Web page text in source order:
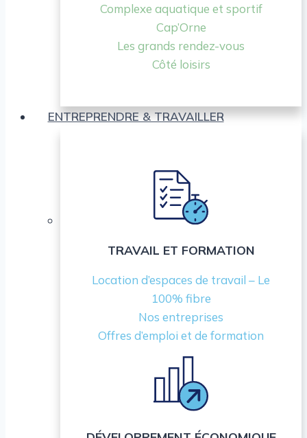
Complexe aquatique et sportif
Cap’Orne
Les grands rendez-vous
Côté loisirs
ENTREPRENDRE & TRAVAILLER
TRAVAIL ET FORMATION
Location d’espaces de travail – Le
100% fibre
Nos entreprises
Offres d’emploi et de formation